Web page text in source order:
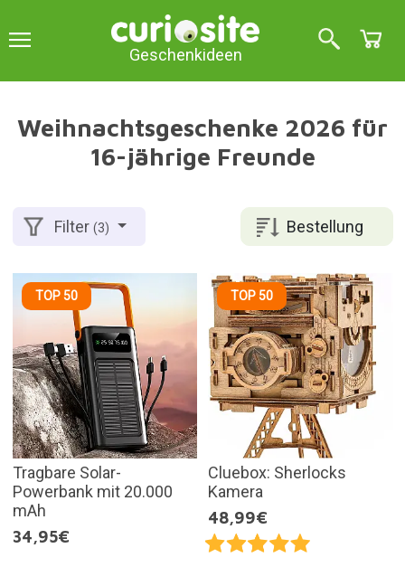
Geschenkideen
Weihnachtsgeschenke 2026 für
16-jährige Freunde
Bestellung
Filter(3)
TOP 50
Tragbare Solar-
Powerbank mit 20.000
mAh
34,95€
TOP 50
Cluebox: Sherlocks
Kamera
48,99€